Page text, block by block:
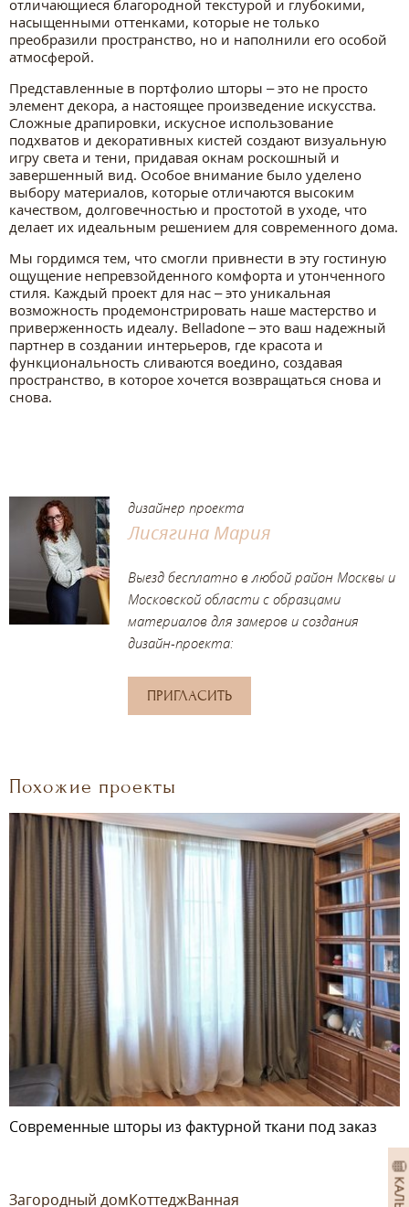
отличающиеся благородной текстурой и глубокими,
насыщенными оттенками, которые не только
преобразили пространство, но и наполнили его особой
атмосферой.
Представленные в портфолио шторы – это не просто
элемент декора, а настоящее произведение искусства.
Сложные драпировки, искусное использование
подхватов и декоративных кистей создают визуальную
игру света и тени, придавая окнам роскошный и
завершенный вид. Особое внимание было уделено
выбору материалов, которые отличаются высоким
качеством, долговечностью и простотой в уходе, что
делает их идеальным решением для современного дома.
Мы гордимся тем, что смогли привнести в эту гостиную
ощущение непревзойденного комфорта и утонченного
стиля. Каждый проект для нас – это уникальная
возможность продемонстрировать наше мастерство и
приверженность идеалу. Belladone – это ваш надежный
партнер в создании интерьеров, где красота и
функциональность сливаются воедино, создавая
пространство, в которое хочется возвращаться снова и
снова.
дизайнер проекта
Лисягина Мария
Выезд бесплатно в любой район Москвы и
Московской области с образцами
материалов для замеров и создания
дизайн-проекта:
ПРИГЛАСИТЬ
Похожие проекты
Современные шторы из фактурной ткани под заказ
Загородный домКоттеджВанная